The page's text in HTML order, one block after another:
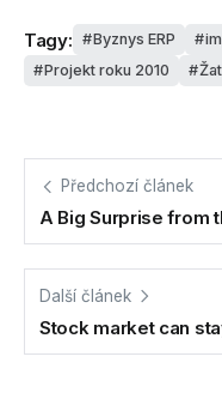
Tagy: Byznys ERP
Projekt roku 2010
Předchozí článek
A Big Surprise from
Další článek
Stock market can